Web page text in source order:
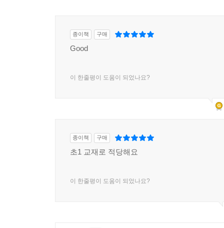
종이책 구매
Good
이 한줄평이 도움이 되었나요?
종이책 구매
초1 교재로 적당해요
이 한줄평이 도움이 되었나요?